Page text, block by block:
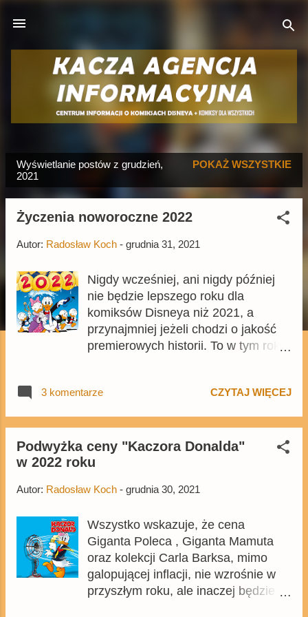
Wyświetlanie postów z grudzień,
2021
POKAŻ WSZYSTKIE
Życzenia noworoczne 2022
Autor: Radosław Koch - grudnia 31, 2021
Nigdy wcześniej, ani nigdy później
nie będzie lepszego roku dla
komiksów Disneya niż 2021, a
przynajmniej jeżeli chodzi o jakość
premierowych historii. To w tym roku
najsłynniejsze komiksy Carla Barksa
Złotym hełmem na czele. Choć
kolekcja Barksa będzie
prawdopodobnie będzie wydawana
najważniejszych historii zostało to
że przed nami jeszcze chociażby
debiut Magiki i Kwakerfellera czy
najstarsze historie Barksa. 2021
okazał się być też rokiem
pozytywnych niespodzianek.
3 komentarze CZYTAJ WIĘCEJ
Podwyżka ceny "Kaczora Donalda"
w 2022 roku
Autor: Radosław Koch - grudnia 30, 2021
Wszystko wskazuje, że cena
Giganta Poleca , Giganta Mamuta
oraz kolekcji Carla Barksa, mimo
galopującej inflacji, nie wzrośnie w
przyszłym roku, ale inaczej będzie z